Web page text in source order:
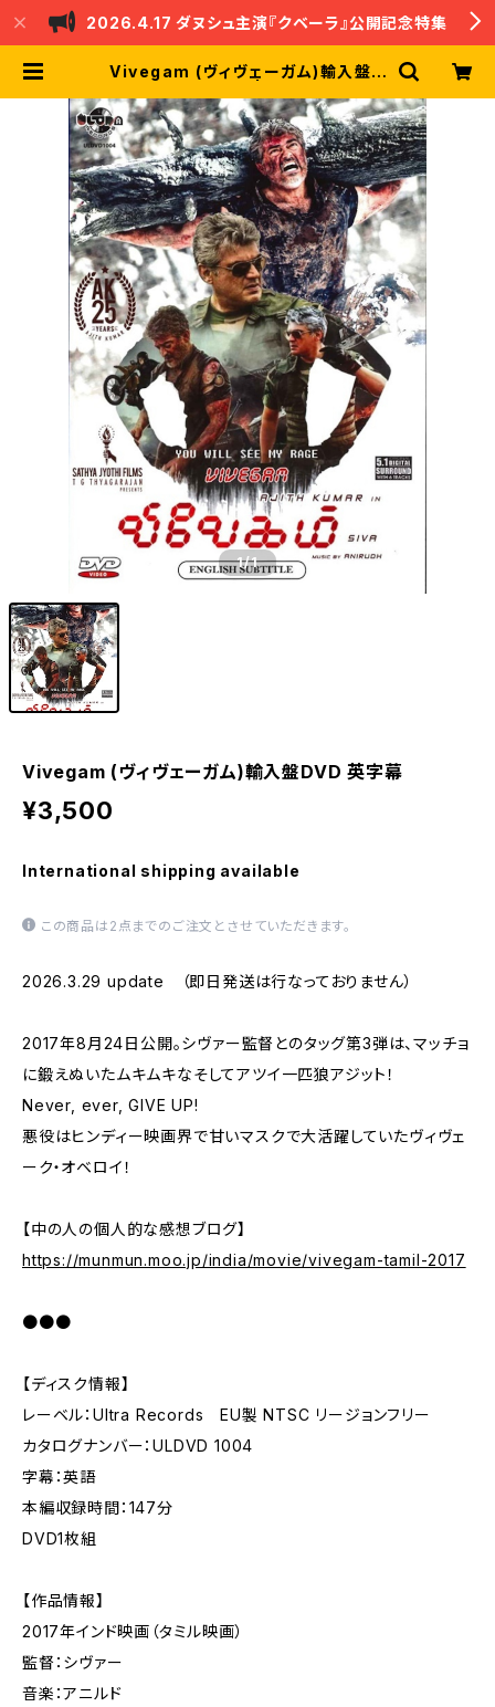
2026.4.17 ダヌシュ主演『クベーラ』公開記念特集
Vivegam (ヴィヴェーガム)輸入盤D
1/1
Vivegam (ヴィヴェーガム)輸入盤DVD 英字幕
¥3,500
International shipping available
この商品は2点までのご注文とさせていただきます。
2026.3.29 update （即日発送は行なっておりません）
2017年8月24日公開。シヴァー監督とのタッグ第3弾は、マッチョ
に鍛えぬいたムキムキなそしてアツイ一匹狼アジット！
Never, ever, GIVE UP!
悪役はヒンディー映画界で甘いマスクで大活躍していたヴィヴェ
ーク・オベロイ！
【中の人の個人的な感想ブログ】
https://munmun.moo.jp/india/movie/vivegam-tamil-2017
●●●
【ディスク情報】
レーベル：Ultra Records EU製 NTSC リージョンフリー
カタログナンバー：ULDVD 1004
字幕：英語
本編収録時間：147分
DVD1枚組
【作品情報】
2017年インド映画（タミル映画）
監督：シヴァー
音楽：アニルド